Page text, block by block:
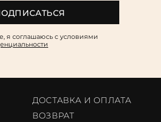
я соглашаюсь c условиями
ДОСТАВКА И ОПЛАТА
ВОЗВРАТ